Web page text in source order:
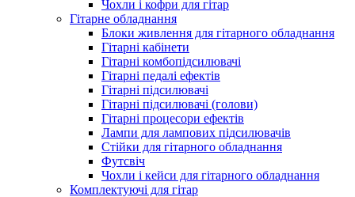
Чохли і кофри для гітар
Гітарне обладнання
Блоки живлення для гітарного обладнання
Гітарні кабінети
Гітарні комбопідсилювачі
Гітарні педалі ефектів
Гітарні підсилювачі
Гітарні підсилювачі (голови)
Гітарні процесори ефектів
Лампи для лампових підсилювачів
Стійки для гітарного обладнання
Футсвіч
Чохли і кейси для гітарного обладнання
Комплектуючі для гітар